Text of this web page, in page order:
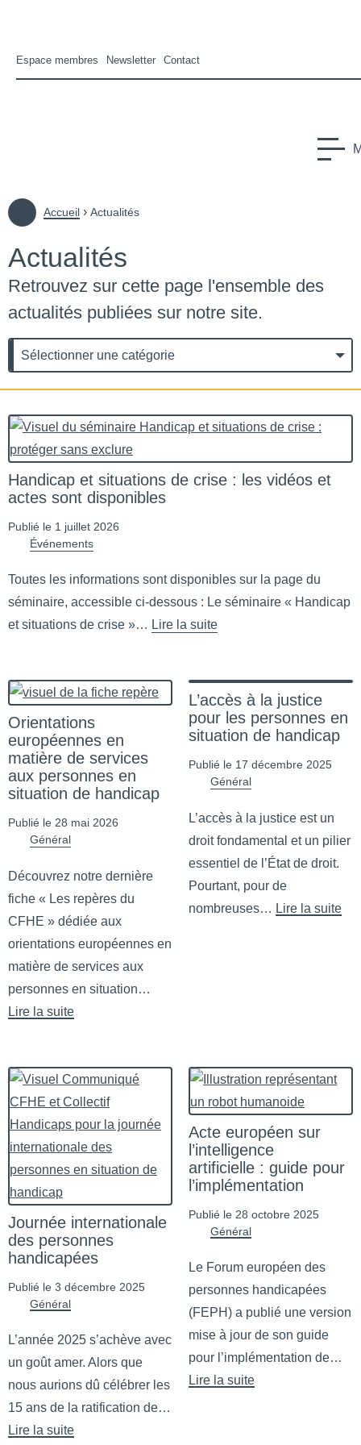
Espace membres Newsletter Contact
menu Europe
menu International
Accueil › Actualités
Actualités
Retrouvez sur cette page l'ensemble des
actualités publiées sur notre site.
Catégories
Catégories
Handicap et situations de crise : les vidéos et
actes sont disponibles
Publié le 1 juillet 2026
Événements
Toutes les informations sont disponibles sur la page du
séminaire, accessible ci-dessous : Le séminaire « Handicap
et situations de crise »… Lire la suite
Orientations
européennes en
matière de services
aux personnes en
situation de handicap
Publié le 28 mai 2026
Général
Découvrez notre dernière
fiche « Les repères du
CFHE » dédiée aux
orientations européennes en
matière de services aux
personnes en situation…
Lire la suite
L’accès à la justice
pour les personnes en
situation de handicap
Publié le 17 décembre 2025
Général
L’accès à la justice est un
droit fondamental et un pilier
essentiel de l’État de droit.
Pourtant, pour de
nombreuses… Lire la suite
Journée internationale
des personnes
handicapées
Publié le 3 décembre 2025
Général
L’année 2025 s’achève avec
un goût amer. Alors que
nous aurions dû célébrer les
15 ans de la ratification de…
Lire la suite
Acte européen sur
l’intelligence
artificielle : guide pour
l’implémentation
Publié le 28 octobre 2025
Général
Le Forum européen des
personnes handicapées
(FEPH) a publié une version
mise à jour de son guide
pour l’implémentation de…
Lire la suite